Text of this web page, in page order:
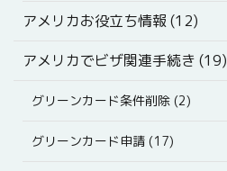
アメリカお役立ち情報 (12)
アメリカでビザ関連手続き (19)
グリーンカード条件削除 (2)
グリーンカード申請 (17)